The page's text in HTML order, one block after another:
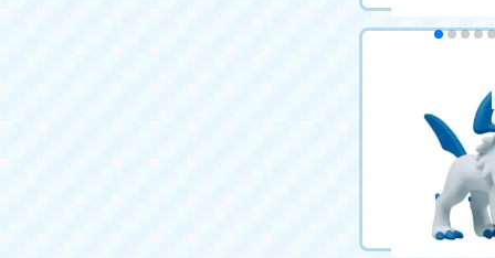
MS-49 メタモン
715円（税込）
カート